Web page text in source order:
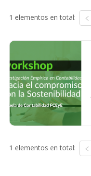
1 elementos en total:
1 elementos en total: